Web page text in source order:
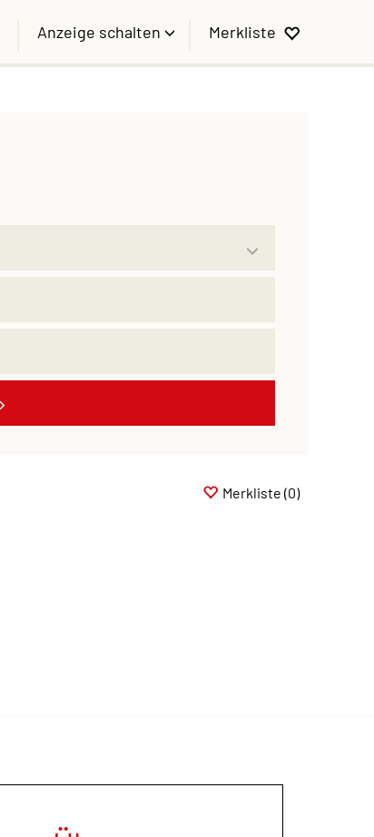
Anzeige schalten Merkliste
Merkliste (0)